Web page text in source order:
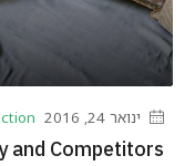
ינואר 24, 2016
and Competitors